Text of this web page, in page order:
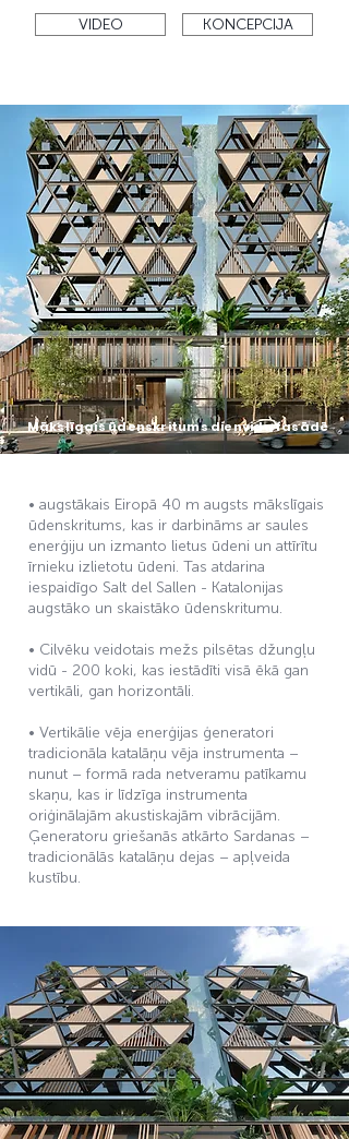
VIDEO KONCEPCIJA
Mākslīgais ūdenskritums dienvidu fasādē
• augstākais Eiropā 40 m augsts mākslīgais
ūdenskritums, kas ir darbināms ar saules
enerģiju un izmanto lietus ūdeni un attīrītu
īrnieku izlietotu ūdeni. Tas atdarina
iespaidīgo Salt del Sallen - Katalonijas
augstāko un skaistāko ūdenskritumu.
• Cilvēku veidotais mežs pilsētas džungļu
vidū - 200 koki, kas iestādīti visā ēkā gan
vertikāli, gan horizontāli.
• Vertikālie vēja enerģijas ģeneratori
tradicionāla katalāņu vēja instrumenta –
nunut – formā rada netveramu patīkamu
skaņu, kas ir līdzīga instrumenta
oriģinālajām akustiskajām vibrācijām.
Ģeneratoru griešanās atkārto Sardanas –
tradicionālās katalāņu dejas – apļveida
kustību.